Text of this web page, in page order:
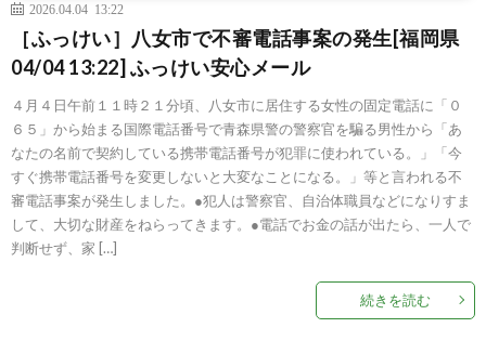
2026.04.04 13:22
［ふっけい］八女市で不審電話事案の発生[福岡県
04/04 13:22] ふっけい安心メール
４月４日午前１１時２１分頃、八女市に居住する女性の固定電話に「０
６５」から始まる国際電話番号で青森県警の警察官を騙る男性から「あ
なたの名前で契約している携帯電話番号が犯罪に使われている。」「今
すぐ携帯電話番号を変更しないと大変なことになる。」等と言われる不
審電話事案が発生しました。●犯人は警察官、自治体職員などになりすま
して、大切な財産をねらってきます。●電話でお金の話が出たら、一人で
判断せず、家 […]
続きを読む